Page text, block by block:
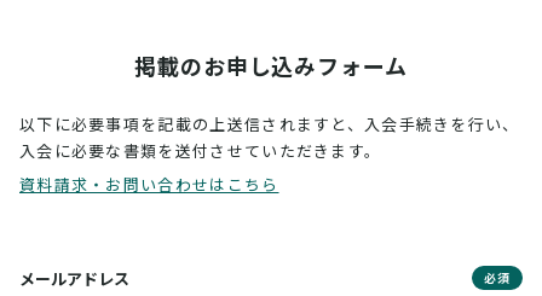
掲載のお申し込みフォーム
以下に必要事項を記載の上送信されますと、入会手続きを行い、
入会に必要な書類を送付させていただきます。
資料請求・お問い合わせはこちら
メールアドレス 必須